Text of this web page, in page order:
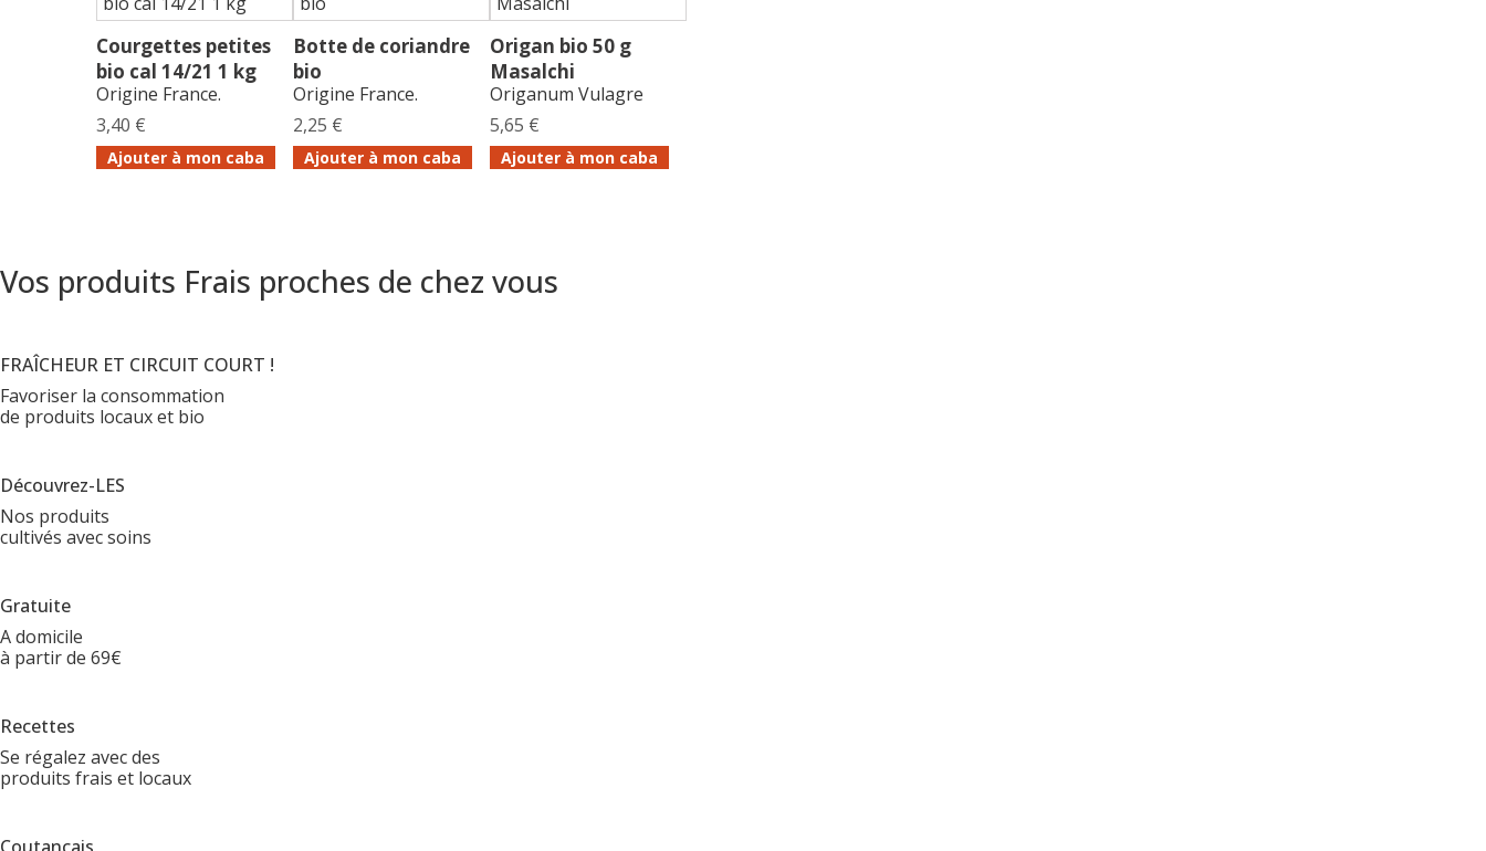
Courgettes petites
bio cal 14/21 1 kg
Origine France.
3,40 €
Ajouter à mon caba
Botte de coriandre
bio
Origine France.
2,25 €
Ajouter à mon caba
Origan bio 50 g
Masalchi
Origanum Vulagre
5,65 €
Ajouter à mon caba
Vos produits Frais proches de chez vous
FRAÎCHEUR ET CIRCUIT COURT !
Favoriser la consommation
de produits locaux et bio
Découvrez-LES
Nos produits
cultivés avec soins
Gratuite
A domicile
à partir de 69€
Recettes
Se régalez avec des
produits frais et locaux